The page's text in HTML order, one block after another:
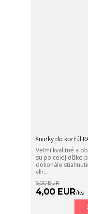
šnurky do korčúl
Veľmi kvalitné a
su po celej dĺžke
dokonále
vlh...
6,00 EUR
4,00 EUR/ks